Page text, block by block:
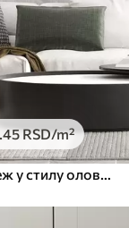
.45RSD/m²